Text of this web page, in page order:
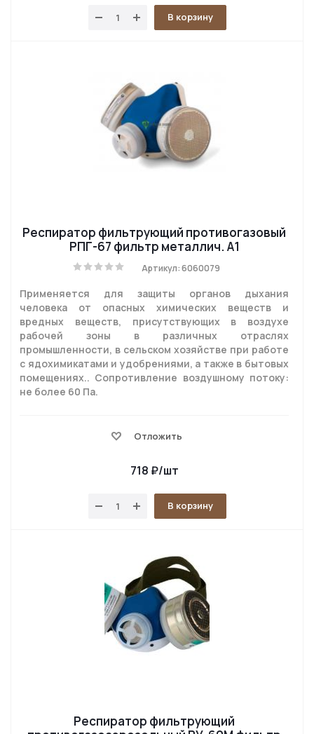
В корзину
Респиратор фильтрующий противогазовый
РПГ-67 фильтр металлич. A1
Артикул: 6060079
Применяется для защиты органов дыхания
человека от опасных химических веществ и
вредных веществ, присутствующих в воздухе
рабочей зоны в различных отраслях
промышленности, в сельском хозяйстве при работе
с ядохимикатами и удобрениями, а также в бытовых
помещениях.. Сопротивление воздушному потоку:
не более 60 Па.
Отложить
718 ₽/шт
В корзину
Респиратор фильтрующий